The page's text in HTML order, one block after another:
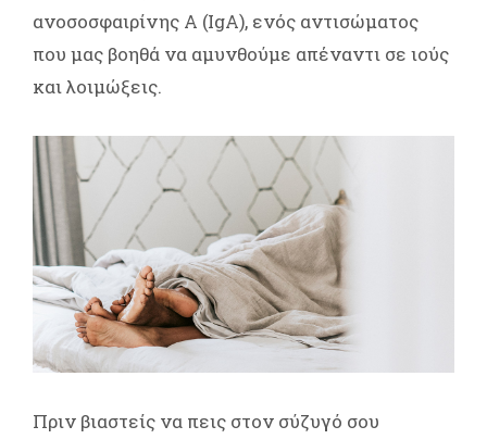
ανοσοσφαιρίνης Α (IgA), ενός αντισώματος
που μας βοηθά να αμυνθούμε απέναντι σε ιούς
και λοιμώξεις.
Πριν βιαστείς να πεις στον σύζυγό σου